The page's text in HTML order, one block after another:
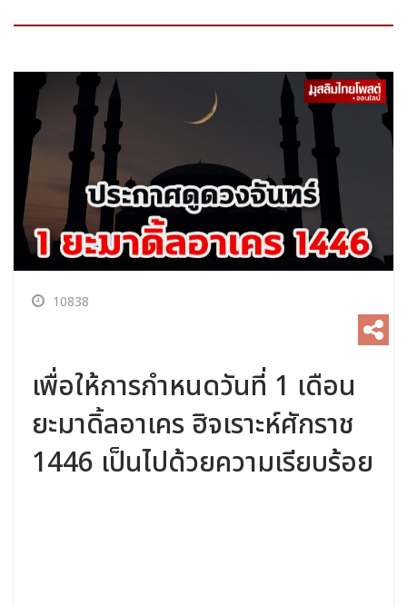
10838
เพื่อให้การกำหนดวันที่ 1 เดือน
ยะมาดิ้ลอาเคร ฮิจเราะห์ศักราช
1446 เป็นไปด้วยความเรียบร้อย